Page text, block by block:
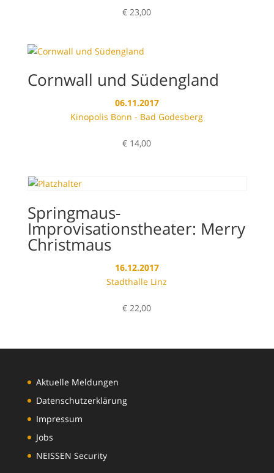
€ 23,00
Cornwall und Südengland
06.11.2017
Kinopolis Bonn - Bad Godesberg
€ 14,00
Springmaus-
Improvisationstheater: Merry
Christmaus
16.12.2017
Stadthalle Linz
€ 22,00
Aktuelle Meldungen
Datenschutzerklärung
Impressum
Jobs
NEISSEN Security